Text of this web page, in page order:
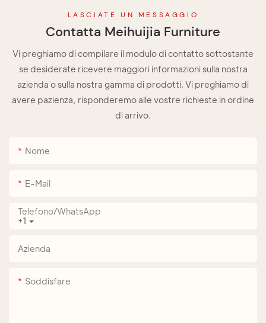
LASCIATE UN MESSAGGIO
Contatta Meihuijia Furniture
Vi preghiamo di compilare il modulo di contatto sottostante
se desiderate ricevere maggiori informazioni sulla nostra
azienda o sulla nostra gamma di prodotti. Vi preghiamo di
avere pazienza, risponderemo alle vostre richieste in ordine
di arrivo.
Nome
E-Mail
+1
Telefono/WhatsApp
Azienda
Soddisfare